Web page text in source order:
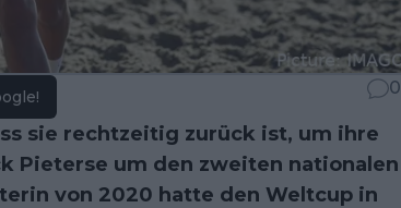
0
sie rechtzeitig zurück ist, um ihre
Pieterse um den zweiten nationalen
von 2020 hatte den Weltcup in